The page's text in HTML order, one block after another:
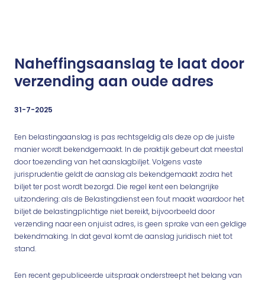
Naheffingsaanslag te laat door
verzending aan oude adres
31-7-2025
Een belastingaanslag is pas rechtsgeldig als deze op de juiste
manier wordt bekendgemaakt. In de praktijk gebeurt dat meestal
door toezending van het aanslagbiljet. Volgens vaste
jurisprudentie geldt de aanslag als bekendgemaakt zodra het
biljet ter post wordt bezorgd. Die regel kent een belangrijke
uitzondering: als de Belastingdienst een fout maakt waardoor het
biljet de belastingplichtige niet bereikt, bijvoorbeeld door
verzending naar een onjuist adres, is geen sprake van een geldige
bekendmaking. In dat geval komt de aanslag juridisch niet tot
stand.
Een recent gepubliceerde uitspraak onderstreept het belang van